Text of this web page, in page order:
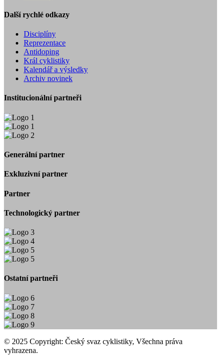
Další rychlé odkazy
Disciplíny
Reprezentace
Antidoping
Král cyklistiky
Kalendář a výsledky
Archiv novinek
Institucionální partneři
Generální partner
Exkluzivní partner
Partner
Technologický partner
Ostatní partneři
© 2025 Copyright: Český svaz cyklistiky, Všechna práva
vyhrazena.